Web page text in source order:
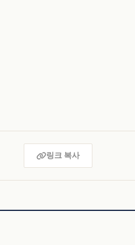
링크 복사